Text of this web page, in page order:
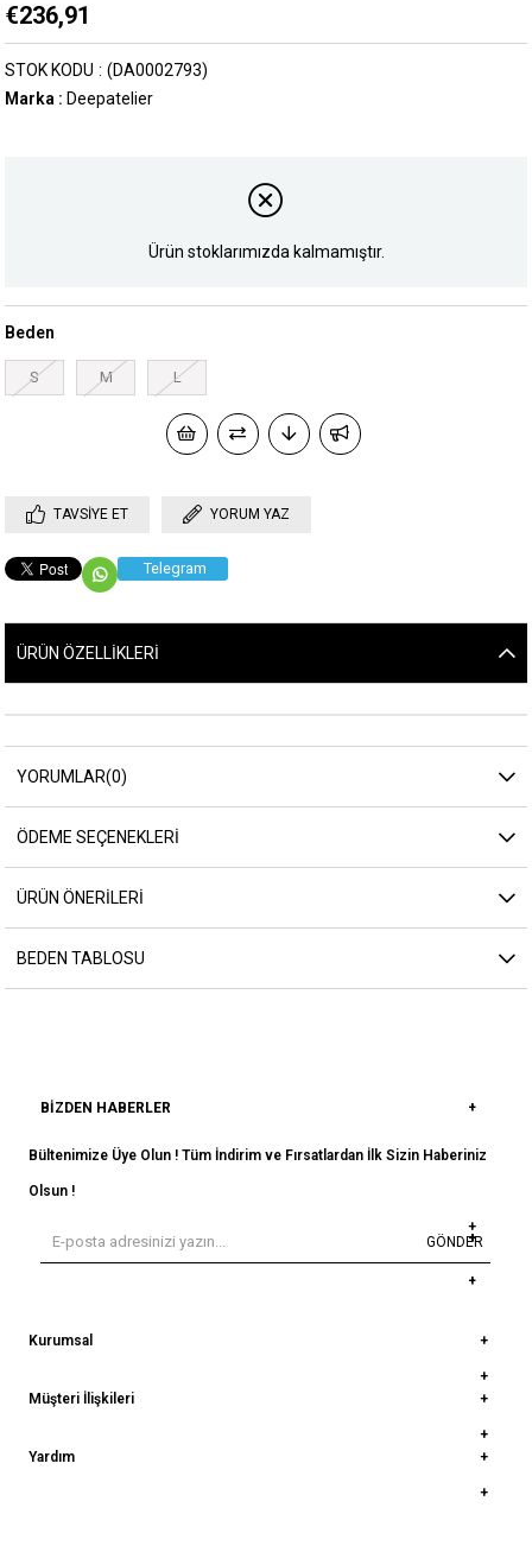
€236,91
(DA0002793)
STOK KODU
Marka : Deepatelier
Ürün stoklarımızda kalmamıştır.
Beden
S M L
TAVSIYE ET YORUM YAZ
Telegram
ÜRÜN ÖZELLIKLERI
YORUMLAR(0)
ÖDEME SEÇENEKLERI
ÜRÜN ÖNERILERI
BEDEN TABLOSU
BIZDEN HABERLER
Bültenimize Üye Olun ! Tüm İndirim ve Fırsatlardan İlk Sizin Haberiniz
Olsun !
GÖNDER
Kurumsal
Müşteri İlişkileri
Yardım